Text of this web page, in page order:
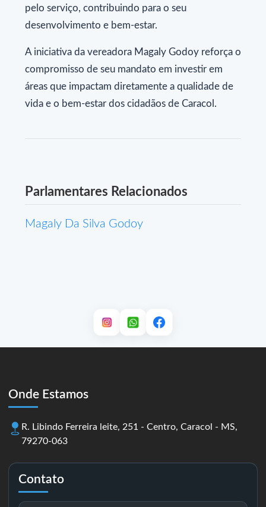
pelo serviço, contribuindo para o seu
desenvolvimento e bem-estar.
A iniciativa da vereadora Magaly Godoy reforça o
compromisso de seu mandato em investir em
áreas que impactam diretamente a qualidade de
vida e o bem-estar dos cidadãos de Caracol.
Parlamentares Relacionados
Magaly Da Silva Godoy
Onde Estamos
R. Libindo Ferreira leite, 251 - Centro, Caracol - MS,
79270-063
Contato